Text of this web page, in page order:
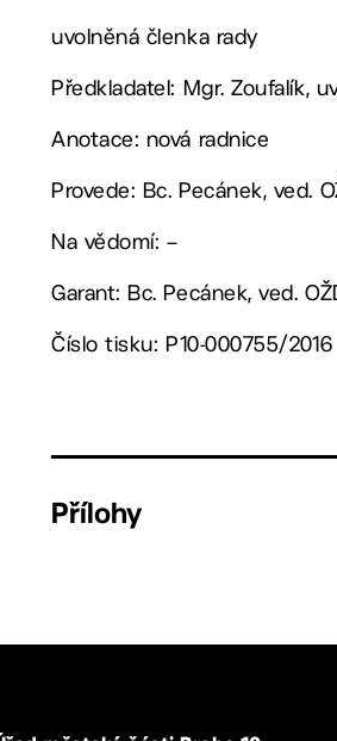
uvolněná členka rady
Předkladatel: Mgr. Zoufalík,
Anotace: nová radnice
Provede: Bc. Pecánek, ved.
Na vědomí: –
Garant: Bc. Pecánek, ved.
Číslo tisku: P10-000755/2016
Přílohy